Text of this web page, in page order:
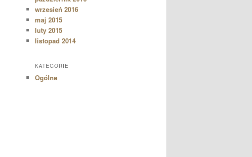
wrzesień 2016
maj 2015
luty 2015
listopad 2014
KATEGORIE
Ogólne